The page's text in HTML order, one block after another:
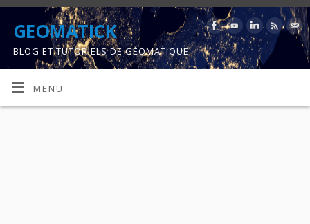
GEOMATICK
BLOG ET TUTORIELS DE GÉOMATIQUE
MENU